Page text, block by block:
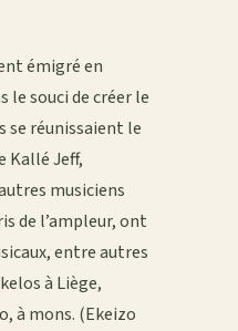
émigré en
le souci de créer le
se réunissaient le
Kallé Jeff,
musiciens
de l’ampleur, ont
entre autres
à Liège,
à mons. (Ekeizo